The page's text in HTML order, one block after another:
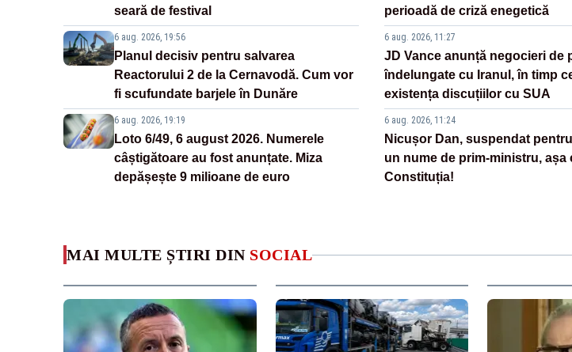
seară de festival
6 aug. 2026, 19:56
Planul decisiv pentru salvarea
Reactorului 2 de la Cernavodă. Cum vor
fi scufundate barjele în Dunăre
6 aug. 2026, 19:19
Loto 6/49, 6 august 2026. Numerele
câștigătoare au fost anunțate. Miza
depășește 9 milioane de euro
perioadă de criză enegetică
6 aug. 2026, 11:27
JD Vance anunță negocieri de
îndelungate cu Iranul, în timp
existența discuțiilor cu SUA
6 aug. 2026, 11:24
Nicușor Dan, suspendat
un nume de prim-ministru, așa
Constituția!
MAI MULTE ȘTIRI DIN SOCIAL